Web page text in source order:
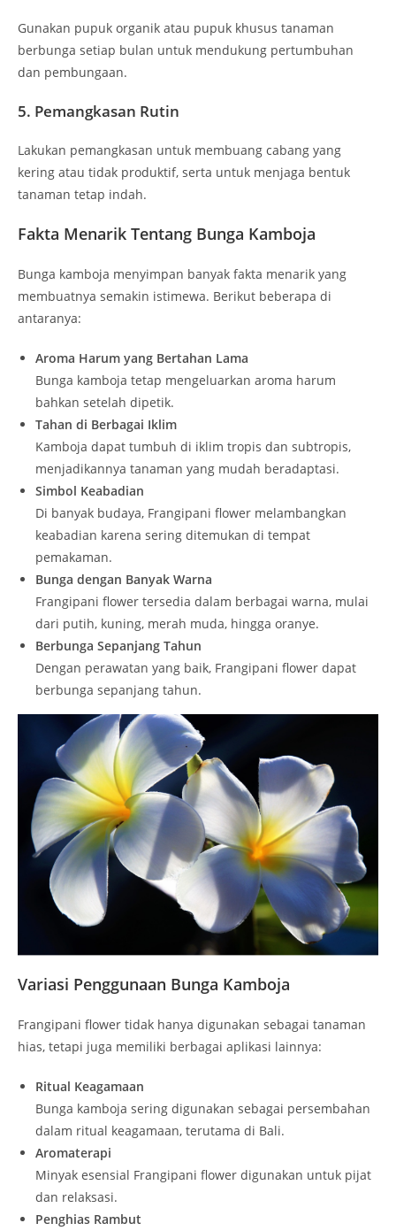
Gunakan pupuk organik atau pupuk khusus tanaman
berbunga setiap bulan untuk mendukung pertumbuhan
dan pembungaan.
5. Pemangkasan Rutin
Lakukan pemangkasan untuk membuang cabang yang
kering atau tidak produktif, serta untuk menjaga bentuk
tanaman tetap indah.
Fakta Menarik Tentang Bunga Kamboja
Bunga kamboja menyimpan banyak fakta menarik yang
membuatnya semakin istimewa. Berikut beberapa di
antaranya:
Aroma Harum yang Bertahan Lama
Bunga kamboja tetap mengeluarkan aroma harum
bahkan setelah dipetik.
Tahan di Berbagai Iklim
Kamboja dapat tumbuh di iklim tropis dan subtropis,
menjadikannya tanaman yang mudah beradaptasi.
Simbol Keabadian
Di banyak budaya, Frangipani flower melambangkan
keabadian karena sering ditemukan di tempat
pemakaman.
Bunga dengan Banyak Warna
Frangipani flower tersedia dalam berbagai warna, mulai
dari putih, kuning, merah muda, hingga oranye.
Berbunga Sepanjang Tahun
Dengan perawatan yang baik, Frangipani flower dapat
berbunga sepanjang tahun.
Variasi Penggunaan Bunga Kamboja
Frangipani flower tidak hanya digunakan sebagai tanaman
hias, tetapi juga memiliki berbagai aplikasi lainnya:
Ritual Keagamaan
Bunga kamboja sering digunakan sebagai persembahan
dalam ritual keagamaan, terutama di Bali.
Aromaterapi
Minyak esensial Frangipani flower digunakan untuk pijat
dan relaksasi.
Penghias Rambut